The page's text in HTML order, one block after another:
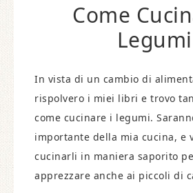
Come
Legumi
In vista di un cambio di
rispolvero i miei libri e trovo
come cucinare i legumi.
importante della mia cucina, e
cucinarli in maniera saporito
apprezzare anche ai piccoli di